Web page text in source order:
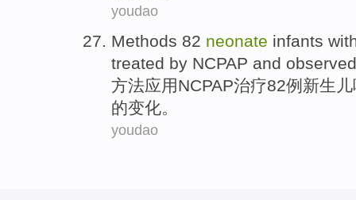
youdao
Methods 82 neonate infants
treated by NCPAP and observed
方法应用NCPAP治疗82例 新生儿
的变化。
youdao